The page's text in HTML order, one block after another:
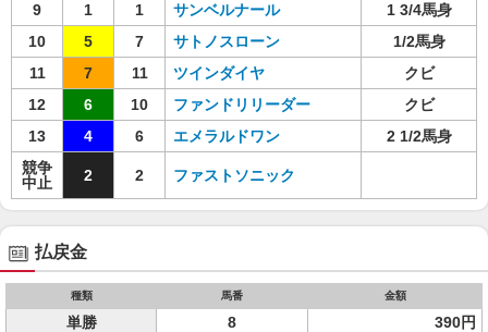
9
1 1 サンベルナール
1 3/4馬身
10
5 7 サトノスローン
1/2馬身
11
7 11 ツインダイヤ
クビ
12
6 10 ファンドリリーダー
クビ
13
4 6 エメラルドワン
2 1/2馬身
競争
中止
2 2 ファストソニック
払戻金
種類 馬番 金額
単勝 8 390円